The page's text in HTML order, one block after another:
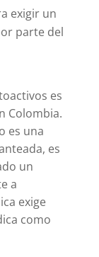
exigir un
parte del
es
Colombia.
es una
es
un
a
exige
como